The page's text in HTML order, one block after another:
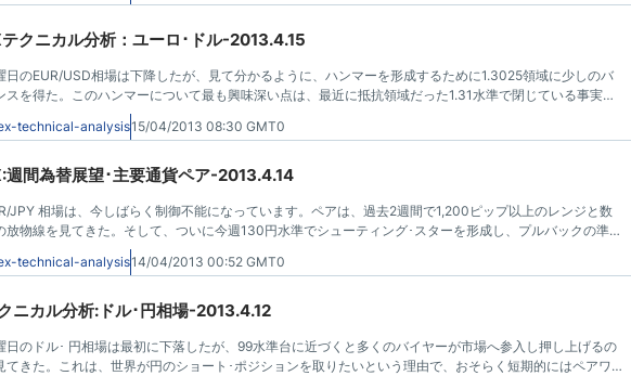
クニカル分析：ユーロ･ドル-2013.4.15
日のEUR/USD相場は下降したが、見て分かるように、ハンマーを形成するために1.3025領域に少しのバ
スを得た。このハンマーについて最も興味深い点は、最近に抵抗領域だった1.31水準で閉じている事実で
。つまり、これはユーロのサポート(支持)の始まりであってもよい。
technical-analysis15/04/2013 08:30 GMT0
週間為替展望･主要通貨ペア-2013.4.14
JPY 相場は、今しばらく制御不能になっています。ペアは、過去2週間で1,200ピップ以上のレンジと数
放物線を見てきた。そして、ついに今週130円水準でシューティング･スターを形成し、プルバックの準備
ったようだ。率直に言って、これは必要である。
technical-analysis14/04/2013 00:52 GMT0
ニカル分析:ドル･円相場-2013.4.12
日のドル･ 円相場は最初に下落したが、99水準台に近づくと多くのバイヤーが市場へ参入し押し上げるの
てきた。これは、世界が円のショート･ポジションを取りたいという理由で、おそらく短期的にはペアワ